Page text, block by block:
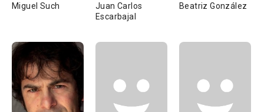
Miguel Such
Juan Carlos
Escarbajal
Beatriz González